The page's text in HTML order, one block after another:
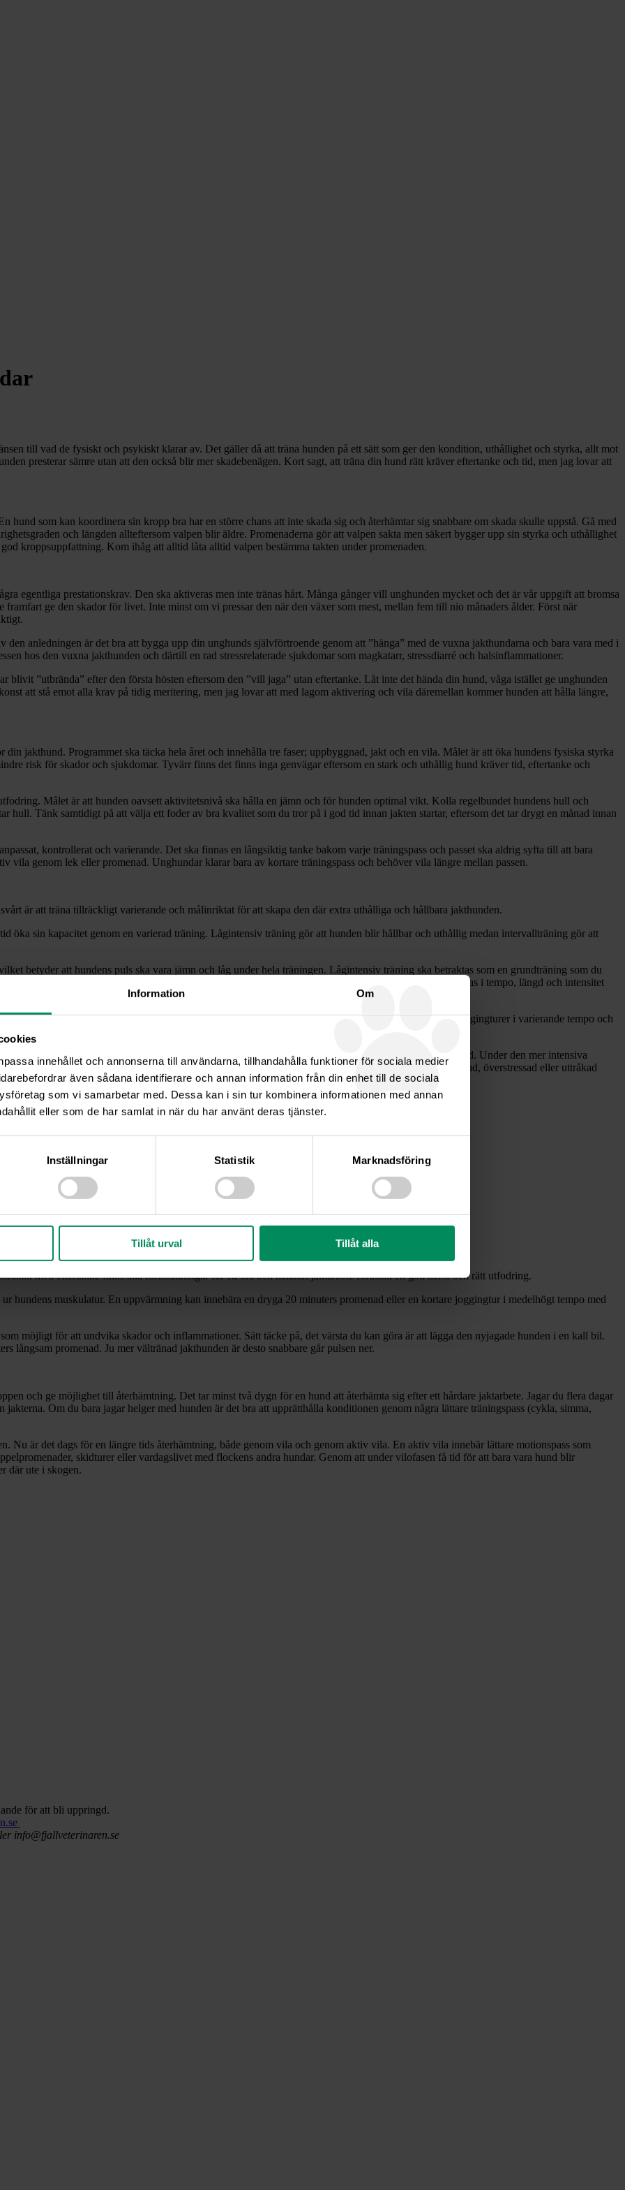
Information Om
innehållet och annonserna till användarna, tillhandahålla funktioner för sociala medier
även sådana identifierare och annan information från din enhet till de sociala
som vi samarbetar med. Dessa kan i sin tur kombinera informationen med annan
eller som de har samlat in när du har använt deras tjänster.
Inställningar Statistik Marknadsföring
Tillåt urval Tillåt alla
till vad de fysiskt och psykiskt klarar av. Det gäller då att träna hunden på ett sätt som ger den kondition, uthållighet och styrka, allt mot
presterar sämre utan att den också blir mer skadebenägen. Kort sagt, att träna din hund rätt kräver eftertanke och tid, men jag lovar att
hund som kan koordinera sin kropp bra har en större chans att inte skada sig och återhämtar sig snabbare om skada skulle uppstå. Gå med
och längden allteftersom valpen blir äldre. Promenaderna gör att valpen sakta men säkert bygger upp sin styrka och uthållighet
kroppsuppfattning. Kom ihåg att alltid låta alltid valpen bestämma takten under promenaden.
egentliga prestationskrav. Den ska aktiveras men inte tränas hårt. Många gånger vill unghunden mycket och det är vår uppgift att bromsa
ge den skador för livet. Inte minst om vi pressar den när den växer som mest, mellan fem till nio månaders ålder. Först när
anledningen är det bra att bygga upp din unghunds självförtroende genom att ”hänga” med de vuxna jakthundarna och bara vara med i
hos den vuxna jakthunden och därtill en rad stressrelaterade sjukdomar som magkatarr, stressdiarré och halsinflammationer.
blivit ”utbrända” efter den första hösten eftersom den ”vill jaga” utan eftertanke. Låt inte det hända din hund, våga istället ge unghunden
att stå emot alla krav på tidig meritering, men jag lovar att med lagom aktivering och vila däremellan kommer hunden att hålla längre,
din jakthund. Programmet ska täcka hela året och innehålla tre faser; uppbyggnad, jakt och en vila. Målet är att öka hundens fysiska styrka
risk för skador och sjukdomar. Tyvärr finns det finns inga genvägar eftersom en stark och uthållig hund kräver tid, eftertanke och
Målet är att hunden oavsett aktivitetsnivå ska hålla en jämn och för hunden optimal vikt. Kolla regelbundet hundens hull och
hull. Tänk samtidigt på att välja ett foder av bra kvalitet som du tror på i god tid innan jakten startar, eftersom det tar drygt en månad innan
kontrollerat och varierande. Det ska finnas en långsiktig tanke bakom varje träningspass och passet ska aldrig syfta till att bara
vila genom lek eller promenad. Unghundar klarar bara av kortare träningspass och behöver vila längre mellan passen.
är att träna tillräckligt varierande och målinriktat för att skapa den där extra uthålliga och hållbara jakthunden.
öka sin kapacitet genom en varierad träning. Lågintensiv träning gör att hunden blir hållbar och uthållig medan intervallträning gör att
betyder att hundens puls ska vara jämn och låg under hela träningen. Lågintensiv träning ska betraktas som en grundträning som du
simning och långa promenader är exempel på lågintensiv träning. Genom att träningen gradvis stegras i tempo, längd och intensitet
Genom att träna med intervall ökar du hundens syreupptagning, toppfart och styrka. Cykling och joggingturer i varierande tempo och
kort till att skapa den kapacitetsnivå som du förväntar dig att hunden ska ha i jaktarbetet.
motstånd. Kom ihåg att det tar fyra veckor för hundens kropp att vänja sig vid ett nytt och ökat motstånd. Under den mer intensiva
för roliga aktiviteter och tid att stressa av mellan träningspassen. Tänk på att kapaciteten hos en uttröttad, överstressad eller uttråkad
tassar och leder
kropp
leder och ligament
förbättrar koordinationen
den sedan nerför
på hunden
och med olika fart
god passform
uppskattar
med eftertanke finns alla förutsättningar för ett bra och hållbart jaktarbete förutsatt en god hälsa och rätt utfodring.
hundens muskulatur. En uppvärmning kan innebära en dryga 20 minuters promenad eller en kortare joggingtur i medelhögt tempo med
möjligt för att undvika skador och inflammationer. Sätt täcke på, det värsta du kan göra är att lägga den nyjagade hunden i en kall bil.
långsam promenad. Ju mer vältränad jakthunden är desto snabbare går pulsen ner.
och ge möjlighet till återhämtning. Det tar minst två dygn för en hund att återhämta sig efter ett hårdare jaktarbete. Jagar du flera dagar
Om du bara jagar helger med hunden är det bra att upprätthålla konditionen genom några lättare träningspass (cykla, simma,
Nu är det dags för en längre tids återhämtning, både genom vila och genom aktiv vila. En aktiv vila innebär lättare motionspass som
skidturer eller vardagslivet med flockens andra hundar. Genom att under vilofasen få tid för att bara vara hund blir
där ute i skogen.
för att bli uppringd.
info@fjallveterinaren.se